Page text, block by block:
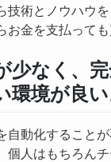
技術とノウハウ
金を支払っても
少なく、
境が良い
自動化すること
個人はもちろん